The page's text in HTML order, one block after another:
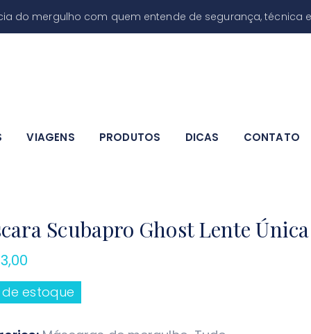
do mergulho com quem entende de segurança, técnica
VIAGENS PRODUTOS DICAS CONTATO
Scubapro Ghost Lente Única
estoque